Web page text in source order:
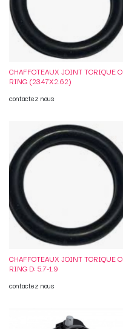
CHAFFOTEAUX JOINT TORIQUE O
RING (23.47X2.62)
contactez nous
CHAFFOTEAUX JOINT TORIQUE O
RING D: 5.7-1.9
contactez nous